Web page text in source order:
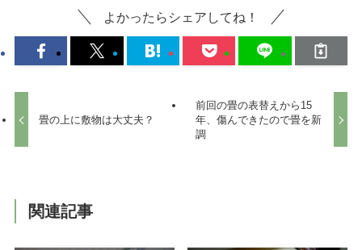
よかったらシェアしてね！
畳の上に敷物は大丈夫？
前回の畳の表替えから15
年、傷んできたので畳を新
調
関連記事